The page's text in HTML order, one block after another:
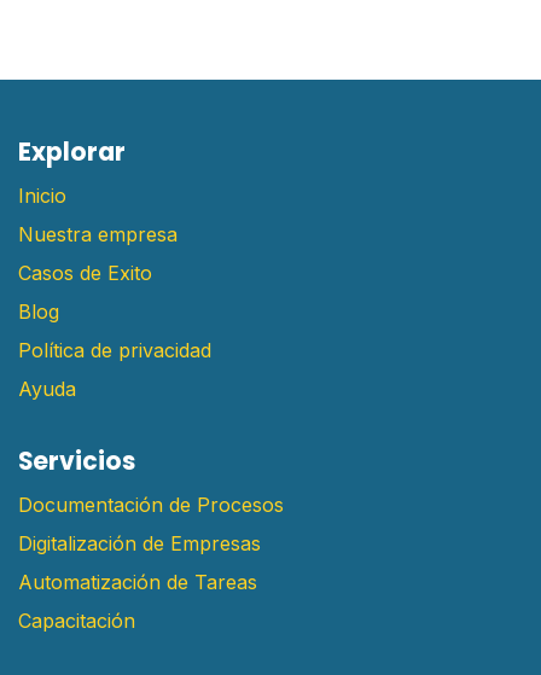
E​xplorar
Inicio
Nuestra empresa
Casos de Exito
Blog
Política de privacidad
Ayuda
Servicios
Documentación de Procesos
Digitalización de Empresas
Automatización de Tareas
Capacitación